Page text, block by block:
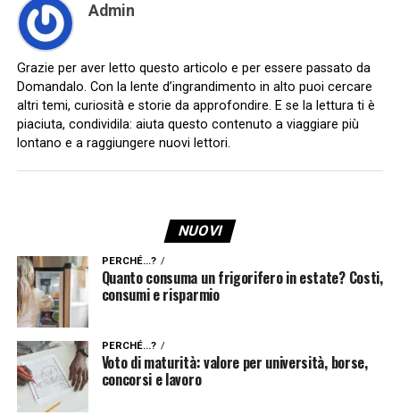
Admin
Grazie per aver letto questo articolo e per essere passato da
Domandalo. Con la lente d’ingrandimento in alto puoi cercare
altri temi, curiosità e storie da approfondire. E se la lettura ti è
piaciuta, condividila: aiuta questo contenuto a viaggiare più
lontano e a raggiungere nuovi lettori.
NUOVI
PERCHÉ...?
Quanto consuma un frigorifero in estate? Costi,
consumi e risparmio
PERCHÉ...?
Voto di maturità: valore per università, borse,
concorsi e lavoro